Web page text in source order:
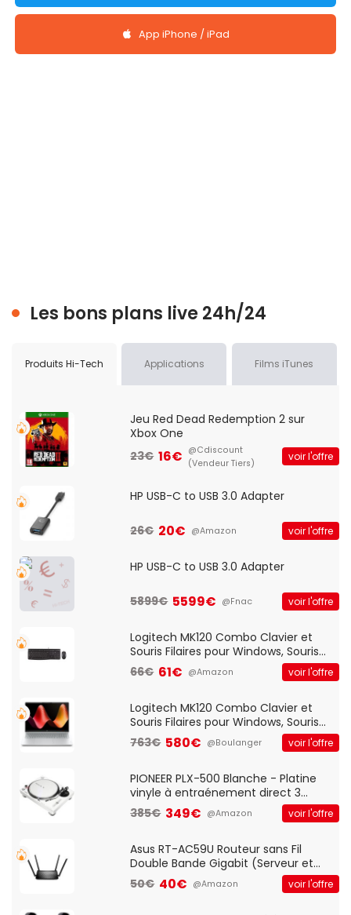
App iPhone / iPad
Les bons plans live 24h/24
Produits Hi-Tech Applications Films iTunes
Jeu Red Dead Redemption 2 sur
Xbox One
23€ 16€ @Cdiscount
(Vendeur Tiers)
voir l'offre
HP USB-C to USB 3.0 Adapter
26€ 20€ @Amazon voir l'offre
HP USB-C to USB 3.0 Adapter
5899€ 5599€ @Fnac voir l'offre
Logitech MK120 Combo Clavier et
Souris Filaires pour Windows, Souris
Optique Filaire, Connexion USB Plug
And Play, Confortable, Taille
QWERTY UK - Noir
66€ 61€ @Amazon voir l'offre
Logitech MK120 Combo Clavier et
Souris Filaires pour Windows, Souris
Optique Filaire, Connexion USB Plug
And Play, Confortable, Taille
QWERTY UK - Noir
763€ 580€ @Boulanger voir l'offre
PIONEER PLX-500 Blanche - Platine
vinyle à entraénement direct 3
vitesses (33-45-78 trs/min) avec
pre-ampli intégré et port USB
385€ 349€ @Amazon voir l'offre
Asus RT-AC59U Routeur sans Fil
Double Bande Gigabit (Serveur et
Client VPN, Triple Vlan, Mode Point
d'accès et Bridge, contrôle Parental,
50€ 40€ @Amazon voir l'offre